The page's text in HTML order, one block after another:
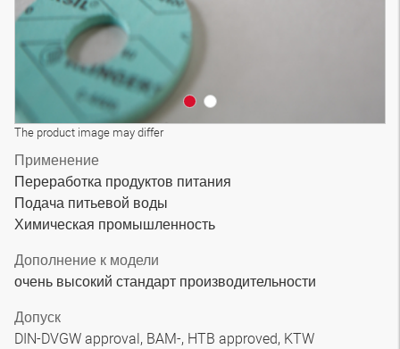
The product image may differ
Применение
Переработка продуктов питания
Подача питьевой воды
Химическая промышленность
Дополнение к модели
очень высокий стандарт производительности
Допуск
DIN-DVGW approval, BAM-, HTB approved, KTW